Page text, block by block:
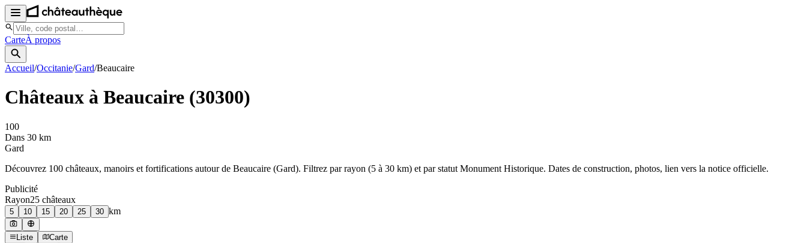
CarteÀ propos
Accueil/Occitanie/Gard/Beaucaire
Châteaux à Beaucaire (30300)
100
Dans 30 km
Gard
Découvrez 100 châteaux, manoirs et fortifications autour de Beaucaire (Gard). Filtrez par rayon (5 à 30 km) et par statut Monument Historique. Dates de construction, photos, lien vers la notice officielle.
Publicité
Rayon25 châteaux
5 10 15 20 25 30 km
Liste Carte